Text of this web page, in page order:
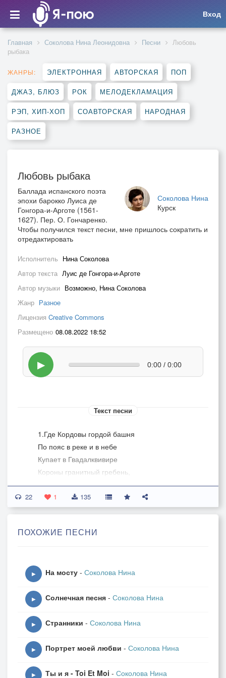
Вход
Главная Соколова Нина Леонидовна Песни
Любовь
рыбака
ЖАНРЫ: ЭЛЕКТРОННАЯ АВТОРСКАЯ ПОП
ДЖАЗ, БЛЮЗ РОК МЕЛОДЕКЛАМАЦИЯ
РЭП, ХИП-ХОП СОАВТОРСКАЯ НАРОДНАЯ
РАЗНОЕ
Любовь рыбака
Соколова Нина
Курск
Баллада испанского поэта
эпохи барокко Луиса де
Гонгора-и-Арготе (1561-
1627). Пер. О. Гончаренко.
Чтобы получился текст песни, мне пришлось сократить и
отредактировать
Исполнитель Нина Соколова
Автор текста Луис де Гонгора-и-Арготе
Автор музыки Возможно, Нина Соколова
Жанр Разное
Лицензия Creative Commons
Размещено 08.08.2022 18:52
▶ 0:00 / 0:00
Текст песни
1.Где Кордовы гордой башня
По пояс в реке и в небе
Купает в Гвадалквивире
Короны гранитный гребень,
На лодке рыбак влюблённый
Плывёт там в стремнине синей
На кручу, что над пучиной.
Терзаньям страдальца рада.
2.Так близко глядят с утёса
Но так далека свобода,
Волны голубые грани,
22 1 135
ПОХОЖИЕ ПЕСНИ
▶ На мосту - Соколова Нина
▶ Солнечная песня - Соколова Нина
▶ Странники - Соколова Нина
▶ Портрет моей любви - Соколова Нина
▶ Ты и я - Toi Et Moi - Соколова Нина